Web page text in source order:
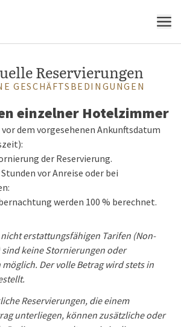
MENÜ
Reservierungen
GESCHÄFTSBEDINGUNGEN
einzelner Hotelzimmer
vor dem vorgesehenen Ankunftsdatum
der Reservierung.
vor Anreise oder bei
werden 100 % berechnet.
erstattungsfähigen Tarifen (Non-
sind keine Stornierungen oder
Der volle Betrag wird stets in
Reservierungen, die einem
unterliegen, können zusätzliche oder